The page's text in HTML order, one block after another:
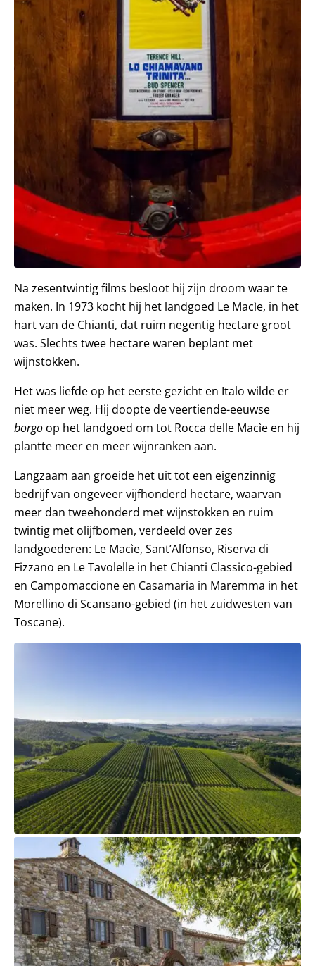
Na zesentwintig films besloot hij zijn droom waar te
maken. In 1973 kocht hij het landgoed Le Macìe, in het
hart van de Chianti, dat ruim negentig hectare groot
was. Slechts twee hectare waren beplant met
wijnstokken.
Het was liefde op het eerste gezicht en Italo wilde er
niet meer weg. Hij doopte de veertiende-eeuwse
borgo op het landgoed om tot Rocca delle Macìe en hij
plantte meer en meer wijnranken aan.
Langzaam aan groeide het uit tot een eigenzinnig
bedrijf van ongeveer vijfhonderd hectare, waarvan
meer dan tweehonderd met wijnstokken en ruim
twintig met olijfbomen, verdeeld over zes
landgoederen: Le Macìe, Sant’Alfonso, Riserva di
Fizzano en Le Tavolelle in het Chianti Classico-gebied
en Campomaccione en Casamaria in Maremma in het
Morellino di Scansano-gebied (in het zuidwesten van
Toscane).